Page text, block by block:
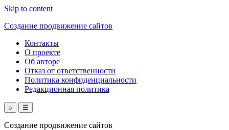
Skip to content
Создание продвижение сайтов
Контакты
О проекте
Об авторе
Отказ от ответственности
Политика конфиденциальности
Редакционная политика
⌕ ☰
Создание продвижение сайтов